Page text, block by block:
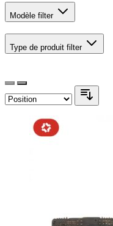
Modèle filter
Type de produit filter